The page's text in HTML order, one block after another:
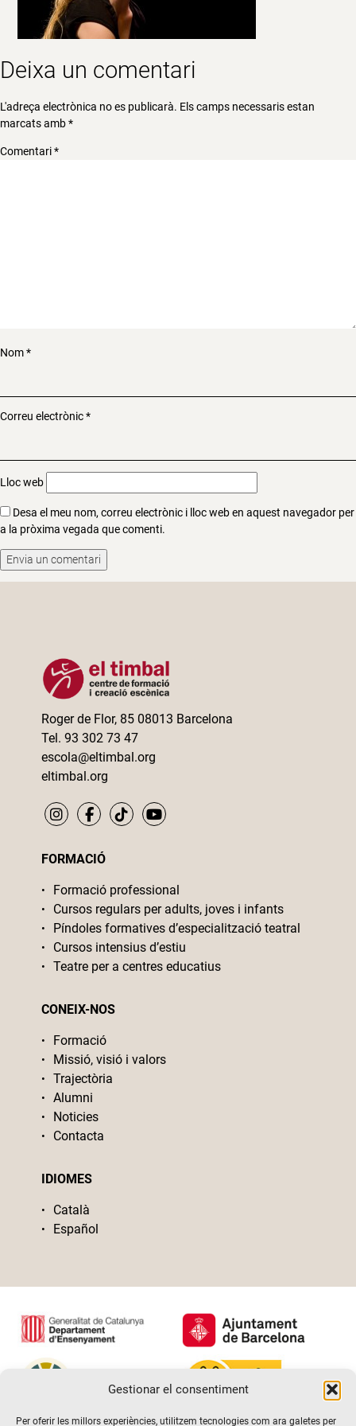
Gestionar el consentiment
Per oferir les millors experiències, utilitzem tecnologies com ara galetes per
Deixa un comentari
L'adreça electrònica no es publicarà. Els camps necessaris estan
marcats amb*
Comentari*
Nom*
Correu electrònic*
Lloc web
Desa el meu nom, correu electrònic i lloc web en aquest navegador per
a la pròxima vegada que comenti.
Roger de Flor, 85 08013 Barcelona
Tel. 93 302 73 47
escola@eltimbal.org
eltimbal.org
FORMACIÓ
Formació professional
Cursos regulars per adults, joves i infants
Píndoles formatives d’especialització teatral
Cursos intensius d’estiu
Teatre per a centres educatius
CONEIX-NOS
Formació
Missió, visió i valors
Trajectòria
Alumni
Noticies
Contacta
IDIOMES
Català
Español